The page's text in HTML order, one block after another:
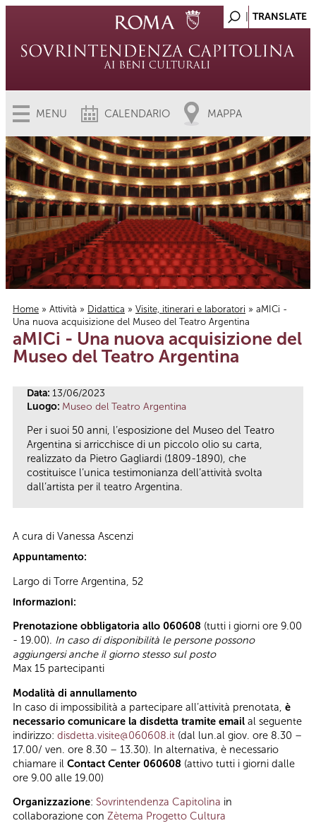
MENU CALENDARIO MAPPA
Tu sei qui
Home » Attività » Didattica » Visite, itinerari e laboratori » aMICi -
Una nuova acquisizione del Museo del Teatro Argentina
aMICi - Una nuova acquisizione del
Museo del Teatro Argentina
Data: 13/06/2023
Luogo: Museo del Teatro Argentina
Per i suoi 50 anni, l’esposizione del Museo del Teatro
Argentina si arricchisce di un piccolo olio su carta,
realizzato da Pietro Gagliardi (1809-1890), che
costituisce l’unica testimonianza dell’attività svolta
dall’artista per il teatro Argentina.
A cura di Vanessa Ascenzi
Appuntamento:
Largo di Torre Argentina, 52
Informazioni:
Prenotazione obbligatoria allo 060608 (tutti i giorni ore 9.00
- 19.00). In caso di disponibilità le persone possono
aggiungersi anche il giorno stesso sul posto
Max 15 partecipanti
Modalità di annullamento
In caso di impossibilità a partecipare all’attività prenotata, è
necessario comunicare la disdetta tramite email al seguente
indirizzo: disdetta.visite@060608.it (dal lun.al giov. ore 8.30 –
17.00/ ven. ore 8.30 – 13.30). In alternativa, è necessario
chiamare il Contact Center 060608 (attivo tutti i giorni dalle
ore 9.00 alle 19.00)
Organizzazione: Sovrintendenza Capitolina in
collaborazione con Zètema Progetto Cultura